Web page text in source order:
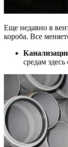
Еще недавно в
короба. Все
средам здесь